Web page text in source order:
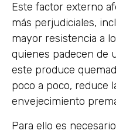
Este factor externo
más perjudiciales,
mayor resistencia a
quienes padecen de
este produce
poco a poco, reduce
envejecimiento
Para ello es